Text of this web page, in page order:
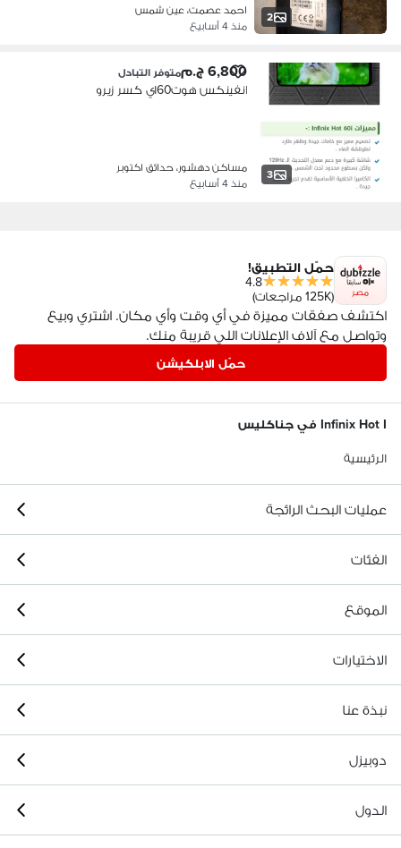
2
احمد عصمت، عين شمس
منذ 4 أسابيع
3
6,800 ج.م متوفر التبادل
انفينكس هوت60اي كسر زيرو
مساكن دهشور، حدائق اكتوبر
منذ 4 أسابيع
مصر
حمّل التطبيق!
4.8
(125K مراجعات)
اكتشف صفقات مميزة في أي وقت وأي مكان. اشتري وبيع
وتواصل مع آلاف الإعلانات اللي قريبة منك.
حمّل الابلكيشن
Infinix Hot I في جناكليس
الرئيسية
عمليات البحث الرائجة
الفئات
الموقع
الاختيارات
نبذة عنا
دوبيزل
الدول